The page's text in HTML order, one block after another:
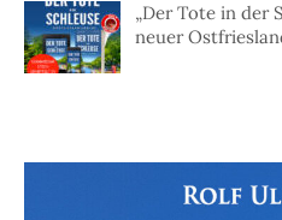
„Der Tote in der
neuer